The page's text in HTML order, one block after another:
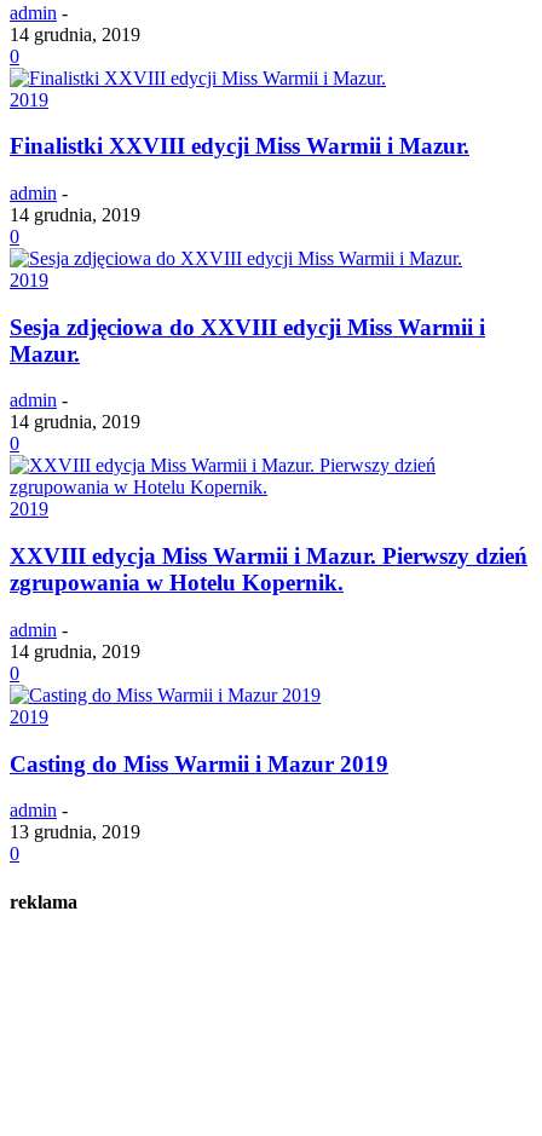
admin -
14 grudnia, 2019
0
2019
Finalistki XXVIII edycji Miss Warmii i Mazur.
admin -
14 grudnia, 2019
0
2019
Sesja zdjęciowa do XXVIII edycji Miss Warmii i
Mazur.
admin -
14 grudnia, 2019
0
2019
XXVIII edycja Miss Warmii i Mazur. Pierwszy dzień
zgrupowania w Hotelu Kopernik.
admin -
14 grudnia, 2019
0
2019
Casting do Miss Warmii i Mazur 2019
admin -
13 grudnia, 2019
0
reklama